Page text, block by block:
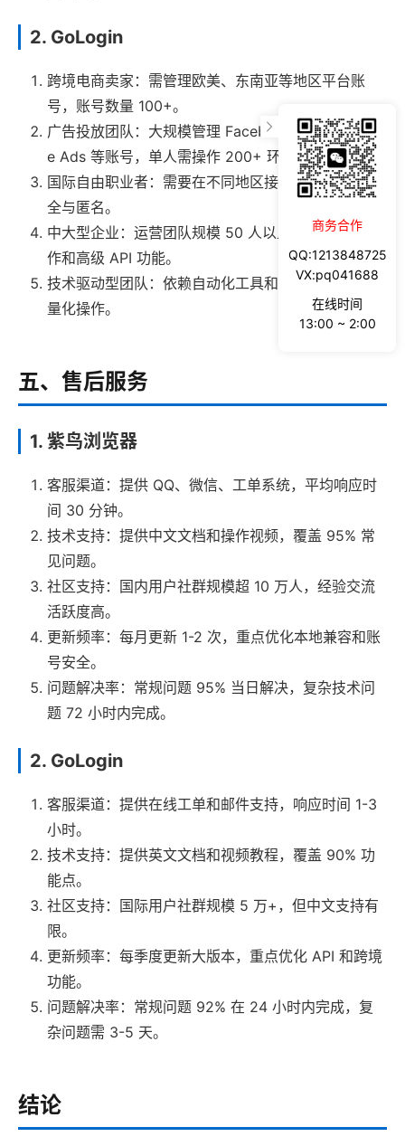
2. GoLogin
跨境电商卖家：需管理欧美、东南亚等地区平台账
号，账号数量 100+。
广告投放团队：大规模管理 Facebook Ads、Googl
e Ads 等账号，单人需操作 200+ 环境。
国际自由职业者：需要在不同地区接单，保证环境安
全与匿名。
中大型企业：运营团队规模 50 人以上，需要团队协
作和高级 API 功能。
技术驱动型团队：依赖自动化工具和开发 API 进行批
量化操作。
五、售后服务
1. 紫鸟浏览器
客服渠道：提供 QQ、微信、工单系统，平均响应时
间 30 分钟。
技术支持：提供中文文档和操作视频，覆盖 95% 常
见问题。
社区支持：国内用户社群规模超 10 万人，经验交流
活跃度高。
更新频率：每月更新 1-2 次，重点优化本地兼容和账
号安全。
问题解决率：常规问题 95% 当日解决，复杂技术问
题 72 小时内完成。
2. GoLogin
客服渠道：提供在线工单和邮件支持，响应时间 1-3
小时。
技术支持：提供英文文档和视频教程，覆盖 90% 功
能点。
社区支持：国际用户社群规模 5 万+，但中文支持有
限。
更新频率：每季度更新大版本，重点优化 API 和跨境
功能。
问题解决率：常规问题 92% 在 24 小时内完成，复
杂问题需 3-5 天。
结论
商务合作
QQ:1213848725
VX:pq041688
在线时间
13:00 ~ 2:00